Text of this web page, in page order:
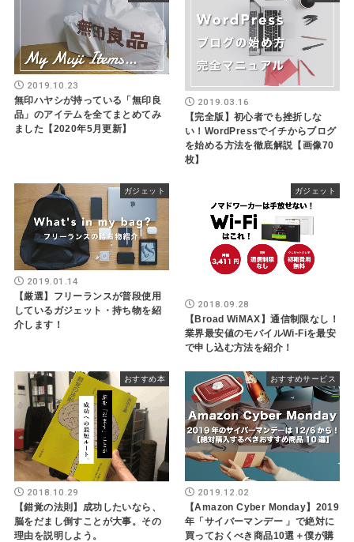
2019.10.23
無印ハヤシが持っている「無印良
品」のアイテムを全てまとめてみ
ました【2020年5月更新】
2019.03.16
【完全版】初心者でも挫折しな
い！WordPressでイチからブログ
を始める方法を徹底解説【画像70
枚】
ガジェット
2019.01.14
【厳選】フリーランスが普段使用
しているガジェット・持ち物を紹
介します！
ガジェット
2018.09.28
【Broad WiMAX】通信制限なし！
業界最安値のモバイルWi-Fiを最安
で申し込む方法を紹介！
おすすめ本
2018.10.29
【錯覚の法則】成功したいなら、
脳をだまし倒すことが大事。その
理由を説明しよう。
おすすめサービス
2019.12.02
【Amazon Cyber Monday】2019
年「サイバーマンデー 」で絶対に
買っておくべき商品10選＋僕が購